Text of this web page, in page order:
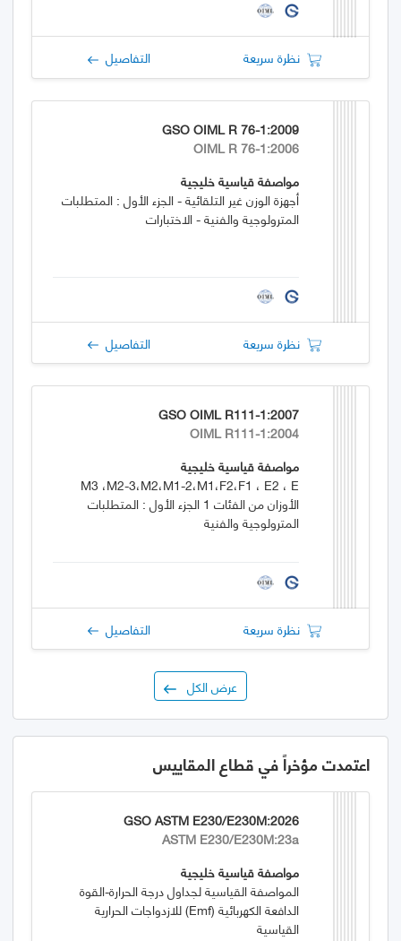
نظرة سريعة التفاصيل
GSO OIML R 76-1:2009
OIML R 76-1:2006
مواصفة قياسية خليجية
أجهزة الوزن غير التلقائية - الجزء الأول : المتطلبات
المترولوجية والفنية - الاختبارات
نظرة سريعة التفاصيل
GSO OIML R111-1:2007
OIML R111-1:2004
مواصفة قياسية خليجية
M3 ،M2-3،M2،M1-2،M1،F2،F1 ، E2 ، E
الأوزان من الفئات 1 الجزء الأول : المتطلبات
المترولوجية والفنية
نظرة سريعة التفاصيل
عرض الكل
اعتمدت مؤخراً في قطاع المقاييس
GSO ASTM E230/E230M:2026
ASTM E230/E230M:23a
مواصفة قياسية خليجية
المواصفة القياسية لجداول درجة الحرارة-القوة
الدافعة الكهربائية (emf) للازدواجات الحرارية
القياسية